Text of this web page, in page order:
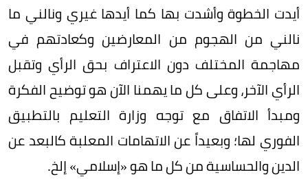
أيدت الخطوة وأشدت بها كما أيدها غيري ونالني ما
نالني من الهجوم من المعارضين وكعادتهم في
مهاجمة المختلف دون الاعتراف بحق الرأي وتقبل
الرأي الآخر، وعلى كل ما يهمنا الآن هو توضيح الفكرة
ومبدأ الاتفاق مع توجه وزارة التعليم بالتطبيق
الفوري لها؛ وبعيداً عن الاتهامات المعلبة كالبعد عن
الدين والحساسية من كل ما هو «إسلامي» إلخ.